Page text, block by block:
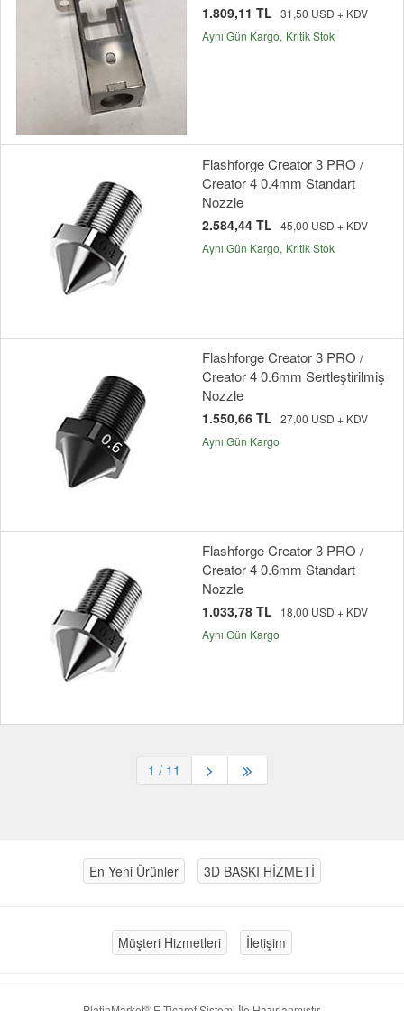
1.809,11 TL 31,50 USD + KDV
Aynı Gün Kargo Kritik Stok
Flashforge Creator 3 PRO /
Creator 4 0.4mm Standart
Nozzle
2.584,44 TL 45,00 USD + KDV
Aynı Gün Kargo Kritik Stok
Flashforge Creator 3 PRO /
Creator 4 0.6mm Sertleştirilmiş
Nozzle
1.550,66 TL 27,00 USD + KDV
Aynı Gün Kargo
Flashforge Creator 3 PRO /
Creator 4 0.6mm Standart
Nozzle
1.033,78 TL
18,00 USD + KDV
Aynı Gün Kargo
1 / 11
En Yeni Ürünler 3D BASKI HİZMETİ
Müşteri Hizmetleri İletişim
®